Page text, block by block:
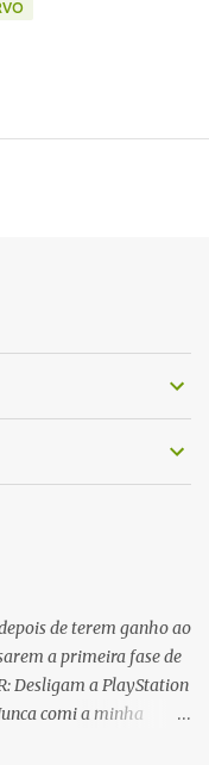
de terem ganho ao
a primeira fase de
Desligam a PlayStation
comi a minha